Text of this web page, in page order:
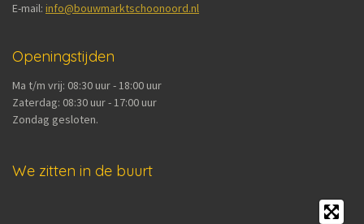
E-mail: info@bouwmarktschoonoord.nl
Openingstijden
Ma t/m vrij: 08:30 uur - 18:00 uur
Zaterdag: 08:30 uur - 17:00 uur
Zondag gesloten.
We zitten in de buurt